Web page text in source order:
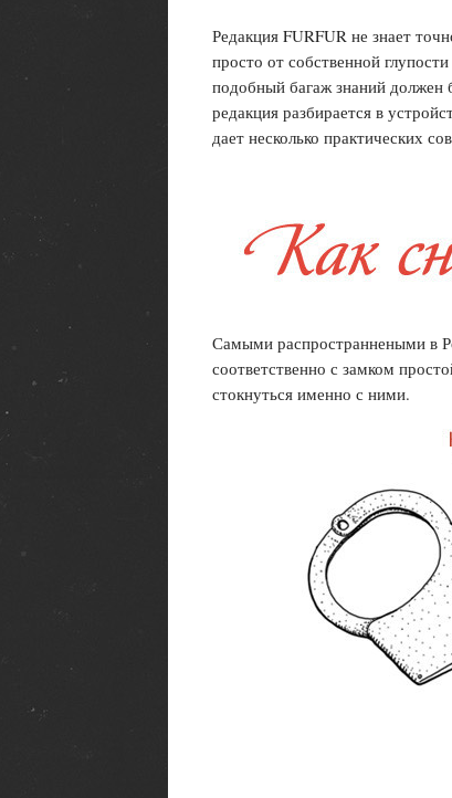
Редакция FURFUR не знает
просто от собственной
подобный багаж знаний должен
редакция разбирается в
дает несколько практических
Самыми распространнеными в
соответственно с замком
стокнуться именно с ними.